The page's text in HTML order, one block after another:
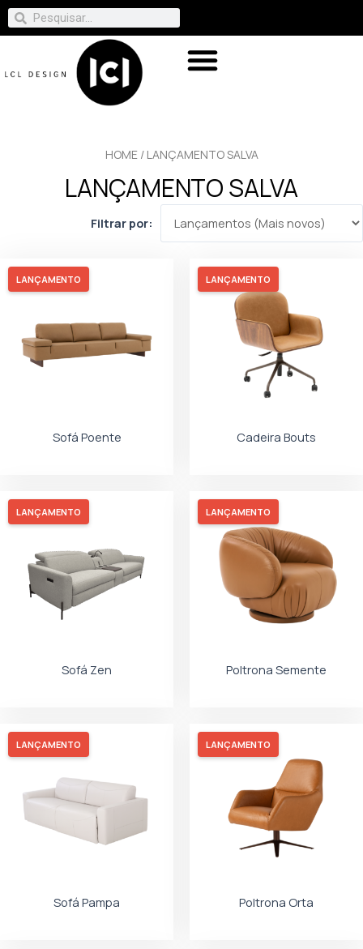
HOME/ LANÇAMENTO SALVA
LANÇAMENTO SALVA
Filtrar por:
LANÇAMENTO
Sofá Poente
LANÇAMENTO
Cadeira Bouts
LANÇAMENTO
Sofá Zen
LANÇAMENTO
Poltrona Semente
LANÇAMENTO
Sofá Pampa
LANÇAMENTO
Poltrona Orta